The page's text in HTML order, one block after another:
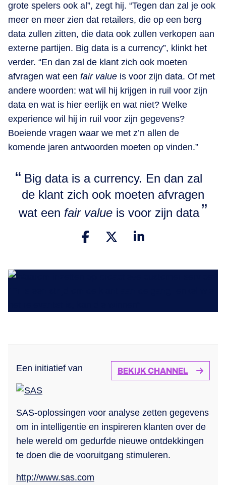
grote spelers ook al”, zegt hij. “Tegen dan zal je ook
meer en meer zien dat retailers, die op een berg
data zullen zitten, die data ook zullen verkopen aan
externe partijen. Big data is a currency”, klinkt het
verder. “En dan zal de klant zich ook moeten
afvragen wat een fair value is voor zijn data. Of met
andere woorden: wat wil hij krijgen in ruil voor zijn
data en wat is hier eerlijk en wat niet? Welke
experience wil hij in ruil voor zijn gegevens?
Boeiende vragen waar we met z’n allen de
komende jaren antwoorden moeten op vinden.”
Big data is a currency. En dan zal
de klant zich ook moeten afvragen
wat een fair value is voor zijn data
BEKIJK CHANNEL
Een initiatief van
SAS-oplossingen voor analyse zetten gegevens
om in intelligentie en inspireren klanten over de
hele wereld om gedurfde nieuwe ontdekkingen
te doen die de vooruitgang stimuleren.
http://www.sas.com